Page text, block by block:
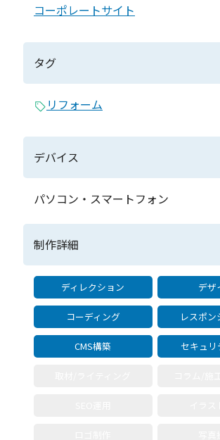
コーポレートサイト
タグ
リフォーム
デバイス
パソコン・スマートフォン
制作詳細
ディレクション デザ
コーディング レスポ
CMS構築 セキュリ